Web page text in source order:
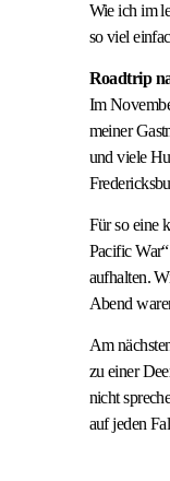
Wie ich im
so viel
Roadtrip
Im
meiner
und viele
Für so eine
Pacific
aufhalten.
Abend
Am
zu einer
nicht
auf jeden